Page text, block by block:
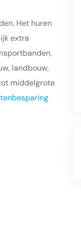
Het huren
extra
landbouw,
middelgrote